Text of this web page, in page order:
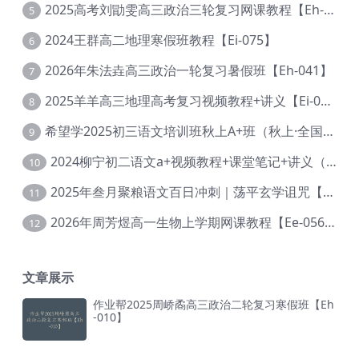
5 2025高考刘勖雯高三政治三轮复习网课教程【Eh-061】
6 2024王群高二地理寒假班教程【Ei-075】
7 2026年朱法垚高三政治一轮复习暑假班【Eh-041】
8 2025羊羊高三地理高考复习视频教程+讲义【Ei-051】
9 希望学2025初三语文培训班秋上A+班（秋上·全国版·A+）【Da-031】
10 2024柳宁初二语文a+视频教程+课堂笔记+讲义（暑假班+秋季班）【Da-003】
11 2025年叁月聚粮语文百日冲刺｜荡平玄学诅咒【Ea-001】
12 2026年周芳煜高一生物上学期网课教程【Ee-056】
文章展示
作业帮2025周峤矞高三政治二轮复习寒假班【Eh
-010】